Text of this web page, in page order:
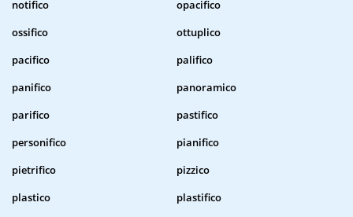
notifico
opacifico
ossifico
ottuplico
pacifico
palifico
panifico
panoramico
parifico
pastifico
personifico
pianifico
pietrifico
pizzico
plastico
plastifico